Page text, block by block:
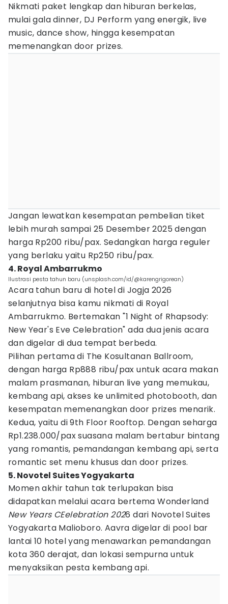
Nikmati paket lengkap dan hiburan berkelas,
mulai gala dinner, DJ Perform yang energik, live
music, dance show, hingga kesempatan
memenangkan door prizes.
Jangan lewatkan kesempatan pembelian tiket
lebih murah sampai 25 Desember 2025 dengan
harga Rp200 ribu/pax. Sedangkan harga reguler
yang berlaku yaitu Rp250 ribu/pax.
4. Royal Ambarrukmo
Ilustrasi pesta tahun baru (unsplash.com/id/@karengrigorean)
Acara tahun baru di hotel di Jogja 2026
selanjutnya bisa kamu nikmati di Royal
Ambarrukmo. Bertemakan "1 Night of Rhapsody:
New Year's Eve Celebration" ada dua jenis acara
dan digelar di dua tempat berbeda.
Pilihan pertama di The Kosultanan Ballroom,
dengan harga Rp888 ribu/pax untuk acara makan
malam prasmanan, hiburan live yang memukau,
kembang api, akses ke unlimited photobooth, dan
kesempatan memenangkan door prizes menarik.
Kedua, yaitu di 9th Floor Rooftop. Dengan seharga
Rp1.238.000/pax suasana malam bertabur bintang
yang romantis, pemandangan kembang api, serta
romantic set menu khusus dan door prizes.
5. Novotel Suites Yogyakarta
Momen akhir tahun tak terlupakan bisa
didapatkan melalui acara bertema Wonderland
New Years CEelebration 2026 dari Novotel Suites
Yogyakarta Malioboro. Aavra digelar di pool bar
lantai 10 hotel yang menawarkan pemandangan
kota 360 derajat, dan lokasi sempurna untuk
menyaksikan pesta kembang api.